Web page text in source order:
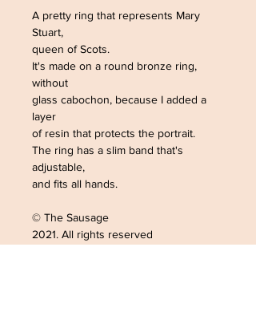
A pretty ring that represents Mary
Stuart,
queen of Scots.
It's made on a round bronze ring,
without
glass cabochon, because I added a
layer
of resin that protects the portrait.
The ring has a slim band that's
adjustable,
and fits all hands.
© The Sausage
2021. All rights reserved